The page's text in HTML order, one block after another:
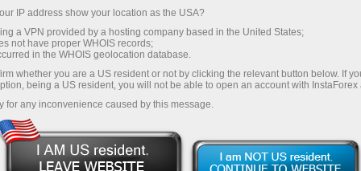
14.05.2025 01:32 PM
IP address show your location as the USA?
a VPN provided by a hosting company based in the United States;
not have proper WHOIS records;
in the WHOIS geolocation database.
whether you are a US resident or not by clicking the relevant button below. If
being a US resident, you will not be able to open an account with InstaForex
for any inconvenience caused by this message.